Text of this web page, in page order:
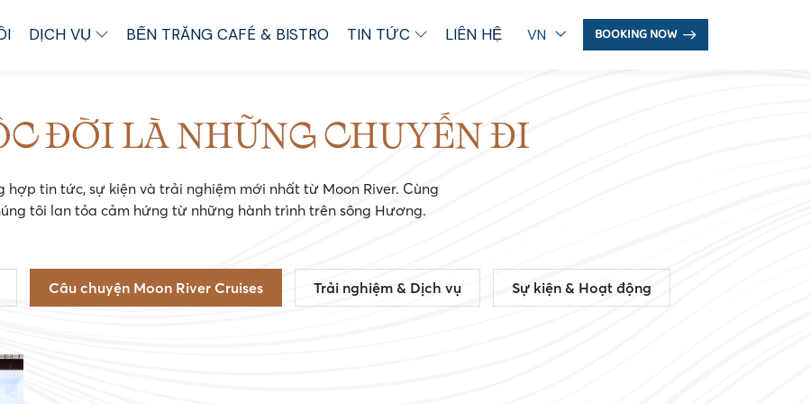
DỊCH VỤ BẾN TRĂNG CAFÉ & BISTRO TIN TỨC LIÊN HỆ VN BOOKING NOW
ĐỜI LÀ NHỮNG CHUYẾN ĐI
hợp tin tức, sự kiện và trải nghiệm mới nhất từ Moon River. Cùng
tôi lan tỏa cảm hứng từ những hành trình trên sông Hương.
Câu chuyện Moon River Cruises Trải nghiệm & Dịch vụ Sự kiện & Hoạt động